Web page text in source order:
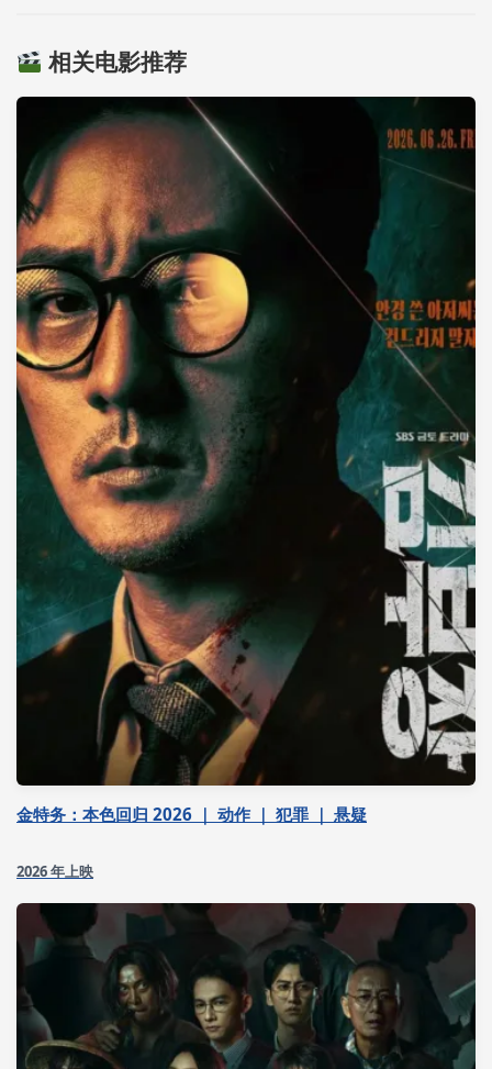
相关电影推荐
金特务：本色回归 2026 ｜ 动作 ｜ 犯罪 ｜ 悬疑
2026 年上映